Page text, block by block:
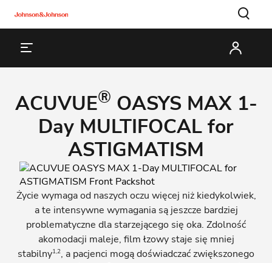
ACUVUE® OASYS MAX 1-
Day MULTIFOCAL for
ASTIGMATISM
Życie wymaga od naszych oczu więcej niż kiedykolwiek,
a te intensywne wymagania są jeszcze bardziej
problematyczne dla starzejącego się oka. Zdolność
akomodacji maleje, film łzowy staje się mniej
stabilny1,2, a pacjenci mogą doświadczać zwiększonego